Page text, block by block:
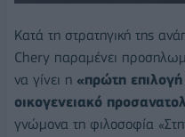
Κατά τη στρατηγική της
Chery παραμένει
να γίνει η «πρώτη
οικογενειακό
γνώμονα τη φιλοσοφία